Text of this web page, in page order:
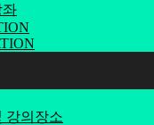
좌
강의장소